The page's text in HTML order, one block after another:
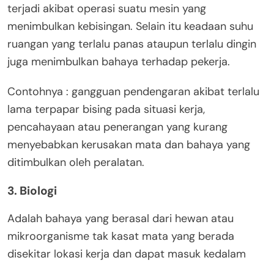
terjadi akibat operasi suatu mesin yang
menimbulkan kebisingan. Selain itu keadaan suhu
ruangan yang terlalu panas ataupun terlalu dingin
juga menimbulkan bahaya terhadap pekerja.
Contohnya : gangguan pendengaran akibat terlalu
lama terpapar bising pada situasi kerja,
pencahayaan atau penerangan yang kurang
menyebabkan kerusakan mata dan bahaya yang
ditimbulkan oleh peralatan.
3. Biologi
Adalah bahaya yang berasal dari hewan atau
mikroorganisme tak kasat mata yang berada
disekitar lokasi kerja dan dapat masuk kedalam